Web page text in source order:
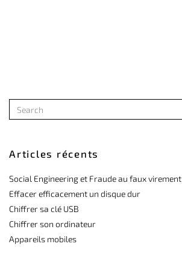
Articles récents
Social Engineering et Fraude au faux virement
Effacer efficacement un disque dur
Chiffrer sa clé USB
Chiffrer son ordinateur
Appareils mobiles